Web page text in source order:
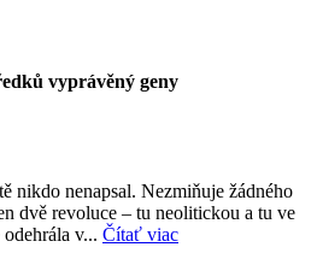
vyprávěný geny
nikdo nenapsal. Nezmiňuje žádného
dvě revoluce – tu neolitickou a tu ve
v... Čítať viac